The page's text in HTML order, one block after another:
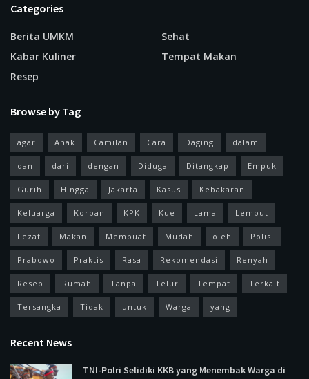
Categories
Berita UMKM
Kabar Kuliner
Resep
Sehat
Tempat Makan
Browse by Tag
agar Anak Camilan Cara Daging dalam
dan dari dengan Diduga Ditangkap Empuk
Gurih Hingga Jakarta Kasus Kebakaran
Keluarga Korban KPK Kue Lama Lembut
Lezat Makan Membuat Mudah oleh Polisi
Prabowo Praktis Rasa Rekomendasi Renyah
Resep Rumah Tanpa Telur Tempat Terkait
Tersangka Tidak untuk Warga yang
Recent News
TNI-Polri Selidiki KKB yang Menembak Warga di